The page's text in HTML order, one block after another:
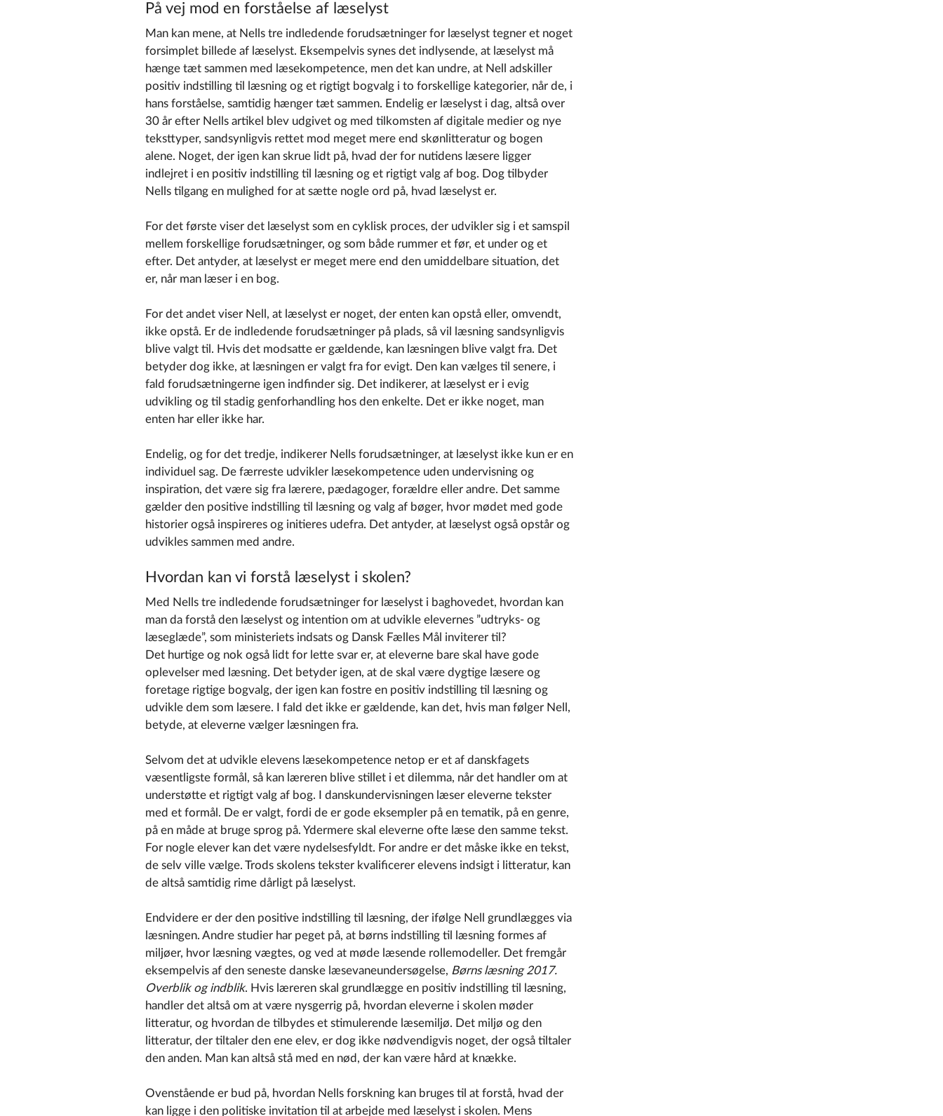
På vej mod en forståelse af læselyst
Man kan mene, at Nells tre indledende forudsætninger for læselyst tegner et noget
forsimplet billede af læselyst. Eksempelvis synes det indlysende, at læselyst må
hænge tæt sammen med læsekompetence, men det kan undre, at Nell adskiller
positiv indstilling til læsning og et rigtigt bogvalg i to forskellige kategorier, når de, i
hans forståelse, samtidig hænger tæt sammen. Endelig er læselyst i dag, altså over
30 år efter Nells artikel blev udgivet og med tilkomsten af digitale medier og nye
teksttyper, sandsynligvis rettet mod meget mere end skønlitteratur og bogen
alene. Noget, der igen kan skrue lidt på, hvad der for nutidens læsere ligger
indlejret i en positiv indstilling til læsning og et rigtigt valg af bog. Dog tilbyder
Nells tilgang en mulighed for at sætte nogle ord på, hvad læselyst er.
For det første viser det læselyst som en cyklisk proces, der udvikler sig i et samspil
mellem forskellige forudsætninger, og som både rummer et før, et under og et
efter. Det antyder, at læselyst er meget mere end den umiddelbare situation, det
er, når man læser i en bog.
For det andet viser Nell, at læselyst er noget, der enten kan opstå eller, omvendt,
ikke opstå. Er de indledende forudsætninger på plads, så vil læsning sandsynligvis
blive valgt til. Hvis det modsatte er gældende, kan læsningen blive valgt fra. Det
betyder dog ikke, at læsningen er valgt fra for evigt. Den kan vælges til senere, i
fald forudsætningerne igen indfinder sig. Det indikerer, at læselyst er i evig
udvikling og til stadig genforhandling hos den enkelte. Det er ikke noget, man
enten har eller ikke har.
Endelig, og for det tredje, indikerer Nells forudsætninger, at læselyst ikke kun er en
individuel sag. De færreste udvikler læsekompetence uden undervisning og
inspiration, det være sig fra lærere, pædagoger, forældre eller andre. Det samme
gælder den positive indstilling til læsning og valg af bøger, hvor mødet med gode
historier også inspireres og initieres udefra. Det antyder, at læselyst også opstår og
udvikles sammen med andre.
Hvordan kan vi forstå læselyst i skolen?
Med Nells tre indledende forudsætninger for læselyst i baghovedet, hvordan kan
man da forstå den læselyst og intention om at udvikle elevernes ”udtryks- og
læseglæde”, som ministeriets indsats og Dansk Fælles Mål inviterer til?
Det hurtige og nok også lidt for lette svar er, at eleverne bare skal have gode
oplevelser med læsning. Det betyder igen, at de skal være dygtige læsere og
foretage rigtige bogvalg, der igen kan fostre en positiv indstilling til læsning og
udvikle dem som læsere. I fald det ikke er gældende, kan det, hvis man følger Nell,
betyde, at eleverne vælger læsningen fra.
Selvom det at udvikle elevens læsekompetence netop er et af danskfagets
væsentligste formål, så kan læreren blive stillet i et dilemma, når det handler om at
understøtte et rigtigt valg af bog. I danskundervisningen læser eleverne tekster
med et formål. De er valgt, fordi de er gode eksempler på en tematik, på en genre,
på en måde at bruge sprog på. Ydermere skal eleverne ofte læse den samme tekst.
For nogle elever kan det være nydelsesfyldt. For andre er det måske ikke en tekst,
de selv ville vælge. Trods skolens tekster kvalificerer elevens indsigt i litteratur, kan
de altså samtidig rime dårligt på læselyst.
Endvidere er der den positive indstilling til læsning, der ifølge Nell grundlægges via
læsningen. Andre studier har peget på, at børns indstilling til læsning formes af
miljøer, hvor læsning vægtes, og ved at møde læsende rollemodeller. Det fremgår
eksempelvis af den seneste danske læsevaneundersøgelse, Børns læsning 2017.
Overblik og indblik. Hvis læreren skal grundlægge en positiv indstilling til læsning,
handler det altså om at være nysgerrig på, hvordan eleverne i skolen møder
litteratur, og hvordan de tilbydes et stimulerende læsemiljø. Det miljø og den
litteratur, der tiltaler den ene elev, er dog ikke nødvendigvis noget, der også tiltaler
den anden. Man kan altså stå med en nød, der kan være hård at knække.
Ovenstående er bud på, hvordan Nells forskning kan bruges til at forstå, hvad der
kan ligge i den politiske invitation til at arbejde med læselyst i skolen. Mens